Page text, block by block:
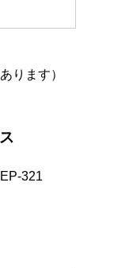
ります）
321